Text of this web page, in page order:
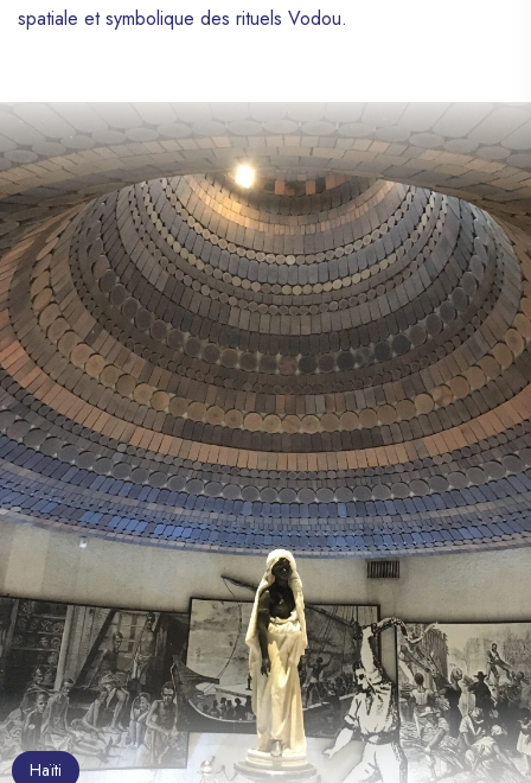
spatiale et symbolique des rituels Vodou.
Haïti